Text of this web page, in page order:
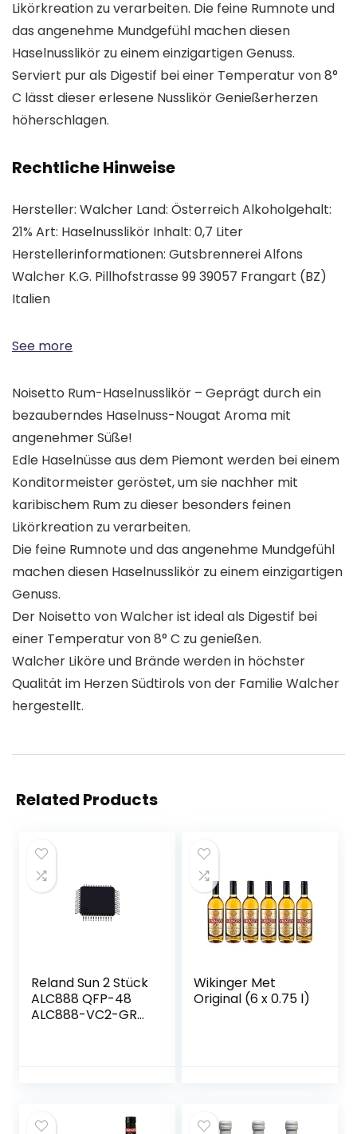
Likörkreation zu verarbeiten. Die feine Rumnote und
das angenehme Mundgefühl machen diesen
Haselnusslikör zu einem einzigartigen Genuss.
Serviert pur als Digestif bei einer Temperatur von 8°
C lässt dieser erlesene Nusslikör Genießerherzen
höherschlagen.
Rechtliche Hinweise
Hersteller: Walcher Land: Österreich Alkoholgehalt:
21% Art: Haselnusslikör Inhalt: 0,7 Liter
Herstellerinformationen: Gutsbrennerei Alfons
Walcher K.G. Pillhofstrasse 99 39057 Frangart (BZ)
Italien
See more
Noisetto Rum-Haselnusslikör – Geprägt durch ein
bezauberndes Haselnuss-Nougat Aroma mit
angenehmer Süße!
Edle Haselnüsse aus dem Piemont werden bei einem
Konditormeister geröstet, um sie nachher mit
karibischem Rum zu dieser besonders feinen
Likörkreation zu verarbeiten.
Die feine Rumnote und das angenehme Mundgefühl
machen diesen Haselnusslikör zu einem einzigartigen
Genuss.
Der Noisetto von Walcher ist ideal als Digestif bei
einer Temperatur von 8° C zu genießen.
Walcher Liköre und Brände werden in höchster
Qualität im Herzen Südtirols von der Familie Walcher
hergestellt.
Related Products
Reland Sun 2 Stück
ALC888 QFP-48
ALC888-VC2-GR
Wikinger Met
Original (6 x 0.75 l)